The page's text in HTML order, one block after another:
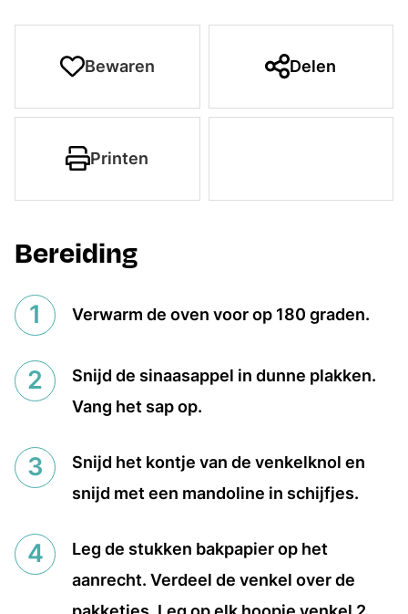
Bewaren Delen
Printen
Bereiding
Verwarm de oven voor op 180 graden.
Snijd de sinaasappel in dunne plakken.
Vang het sap op.
Snijd het kontje van de venkelknol en
snijd met een mandoline in schijfjes.
Leg de stukken bakpapier op het
aanrecht. Verdeel de venkel over de